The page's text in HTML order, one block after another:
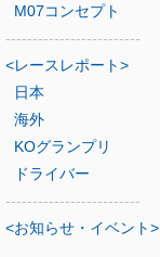
M07コンセプト
-------------------------
<レースレポート>
日本
海外
KOグランプリ
ドライバー
-------------------------
<お知らせ・イベント>